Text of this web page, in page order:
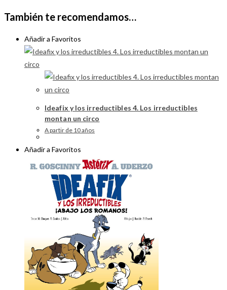
También te recomendamos…
Añadir a Favoritos
Ideafix y los irreductibles 4. Los irreductibles
montan un circo
A partir de 10 años
Añadir a Favoritos